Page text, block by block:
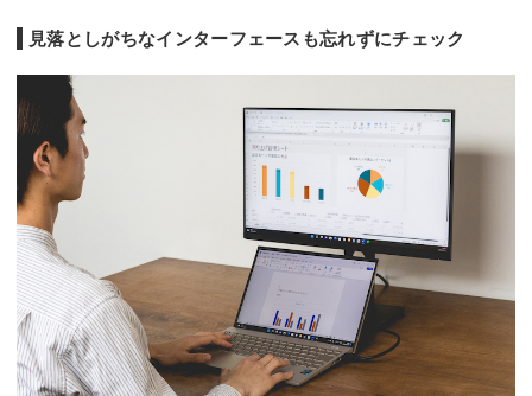
見落としがちなインターフェースも忘れずにチェック